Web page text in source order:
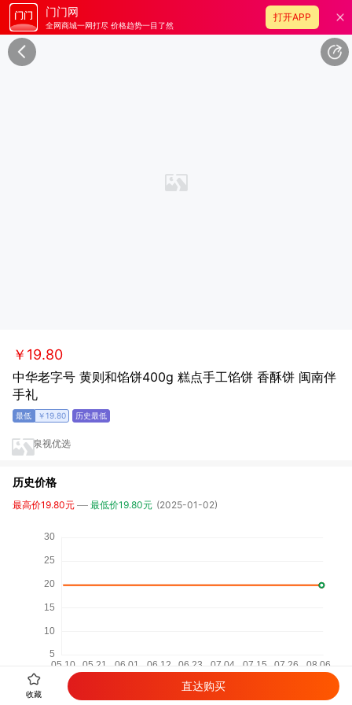
门门网
全网商城一网打尽 价格趋势一目了然
打开APP
￥19.80
中华老字号 黄则和馅饼400g 糕点手工馅饼 香酥饼 闽南伴
手礼
￥19.80
泉视优选
历史价格
最高价19.80元 最低价19.80元 (2025-01-02)
收藏
直达购买